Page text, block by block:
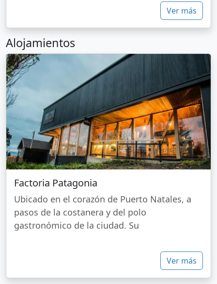
Ver más
Alojamientos
Factoria Patagonia
Ubicado en el corazón de Puerto Natales, a
pasos de la costanera y del polo
gastronómico de la ciudad. Su
Ver más